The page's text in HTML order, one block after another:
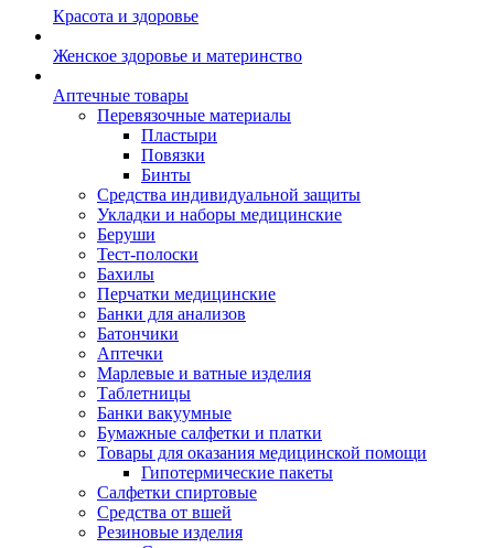
Красота и здоровье
Женское здоровье и материнство
Аптечные товары
Перевязочные материалы
Пластыри
Повязки
Бинты
Средства индивидуальной защиты
Укладки и наборы медицинские
Беруши
Тест-полоски
Бахилы
Перчатки медицинские
Банки для анализов
Батончики
Аптечки
Марлевые и ватные изделия
Таблетницы
Банки вакуумные
Бумажные салфетки и платки
Товары для оказания медицинской помощи
Гипотермические пакеты
Салфетки спиртовые
Средства от вшей
Резиновые изделия